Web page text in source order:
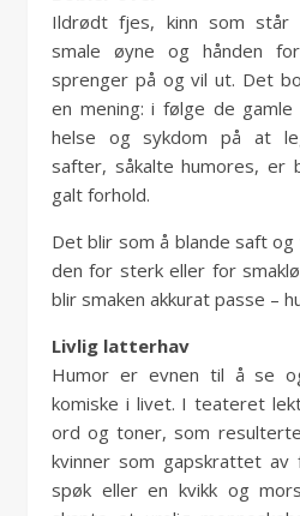
Ildrødt fjes, kinn som står
smale øyne og hånden
sprenger på og vil ut. Det
en mening: i følge de
helse og sykdom på at
safter, såkalte humores, er
galt forhold.
Det blir som å blande saft og
den for sterk eller for
blir smaken akkurat passe –
Livlig latterhav
Humor er evnen til å se
komiske i livet. I teateret
ord og toner, som
kvinner som gapskrattet av
spøk eller en kvikk og